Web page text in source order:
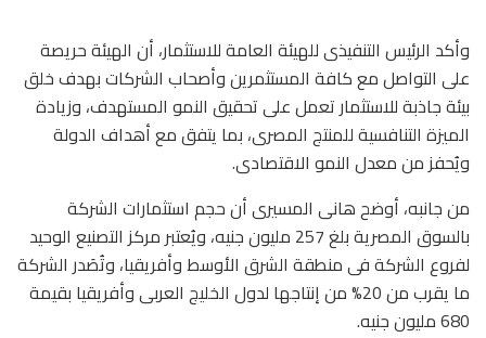
وأكد الرئيس التنفيذى للهيئة العامة للاستثمار، أن الهيئة حريصة
على التواصل مع كافة المستثمرين وأصحاب الشركات بهدف خلق
بيئة جاذبة للاستثمار تعمل على تحقيق النمو المستهدف، وزيادة
الميزة التنافسية للمنتج المصرى، بما يتفق مع أهداف الدولة
ويُحفز من معدل النمو الاقتصادى.
من جانبه، أوضح هانى المسيرى أن حجم استثمارات الشركة
بالسوق المصرية بلغ 257 مليون جنيه، ويُعتبر مركز التصنيع الوحيد
لفروع الشركة فى منطقة الشرق الأوسط وأفريقيا، وتُصَدر الشركة
ما يقرب من 20% من إنتاجها لدول الخليج العربى وأفريقيا بقيمة
680 مليون جنيه.